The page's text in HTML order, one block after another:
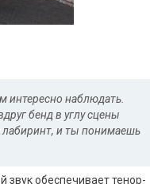
интересно наблюдать.
бенд в углу сцены
лабиринт, и ты понимаешь
звук обеспечивает тенор-